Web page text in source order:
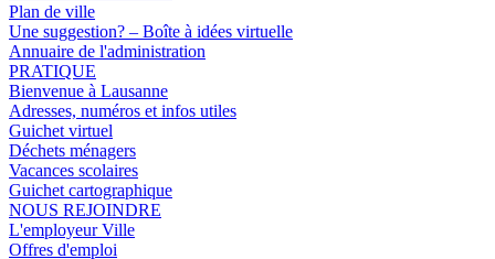
Plan de ville
Une suggestion? – Boîte à idées virtuelle
Annuaire de l'administration
PRATIQUE
Bienvenue à Lausanne
Adresses, numéros et infos utiles
Guichet virtuel
Déchets ménagers
Vacances scolaires
Guichet cartographique
NOUS REJOINDRE
L'employeur Ville
Offres d'emploi